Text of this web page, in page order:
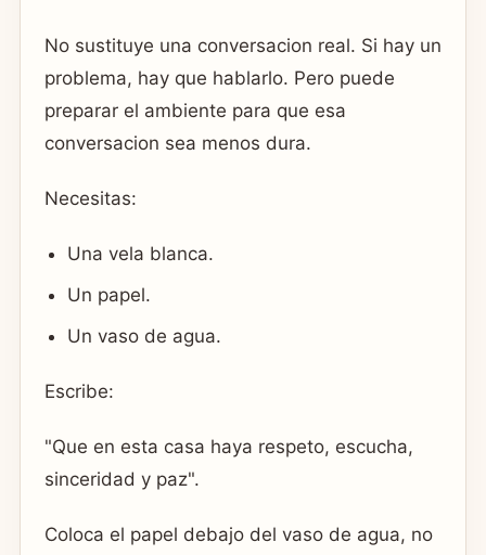
No sustituye una conversacion real. Si hay un
problema, hay que hablarlo. Pero puede
preparar el ambiente para que esa
conversacion sea menos dura.
Necesitas:
Una vela blanca.
Un papel.
Un vaso de agua.
Escribe:
"Que en esta casa haya respeto, escucha,
sinceridad y paz".
Coloca el papel debajo del vaso de agua, no